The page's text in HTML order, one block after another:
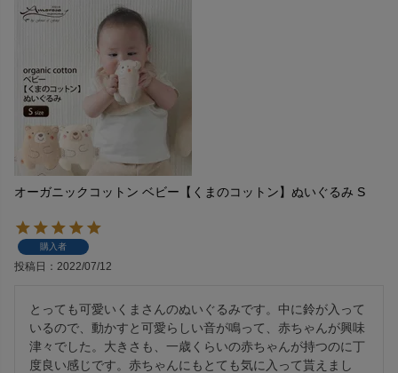
オーガニックコットン ベビー【くまのコットン】ぬいぐるみ S
購入者
投稿日 2022/07/12
とっても可愛いくまさんのぬいぐるみです。中に鈴が入って
いるので、動かすと可愛らしい音が鳴って、赤ちゃんが興味
津々でした。大きさも、一歳くらいの赤ちゃんが持つのに丁
度良い感じです。赤ちゃんにもとても気に入って貰えまし